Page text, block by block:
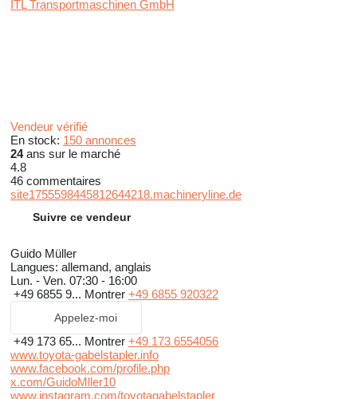
ITL Transportmaschinen GmbH
Vendeur vérifié
En stock: 150 annonces
24ans sur le marché
4.8
46 commentaires
site1755598445812644218.machineryline.de
Suivre ce vendeur
Guido Müller
Langues: allemand, anglais
Lun. - Ven. 07:30 - 16:00
+49 6855 9... Montrer +49 6855 920322
Appelez-moi
+49 173 65... Montrer +49 173 6554056
www.toyota-gabelstapler.info
www.facebook.com/profile.php
x.com/GuidoMller10
www.instagram.com/toyotagabelstapler